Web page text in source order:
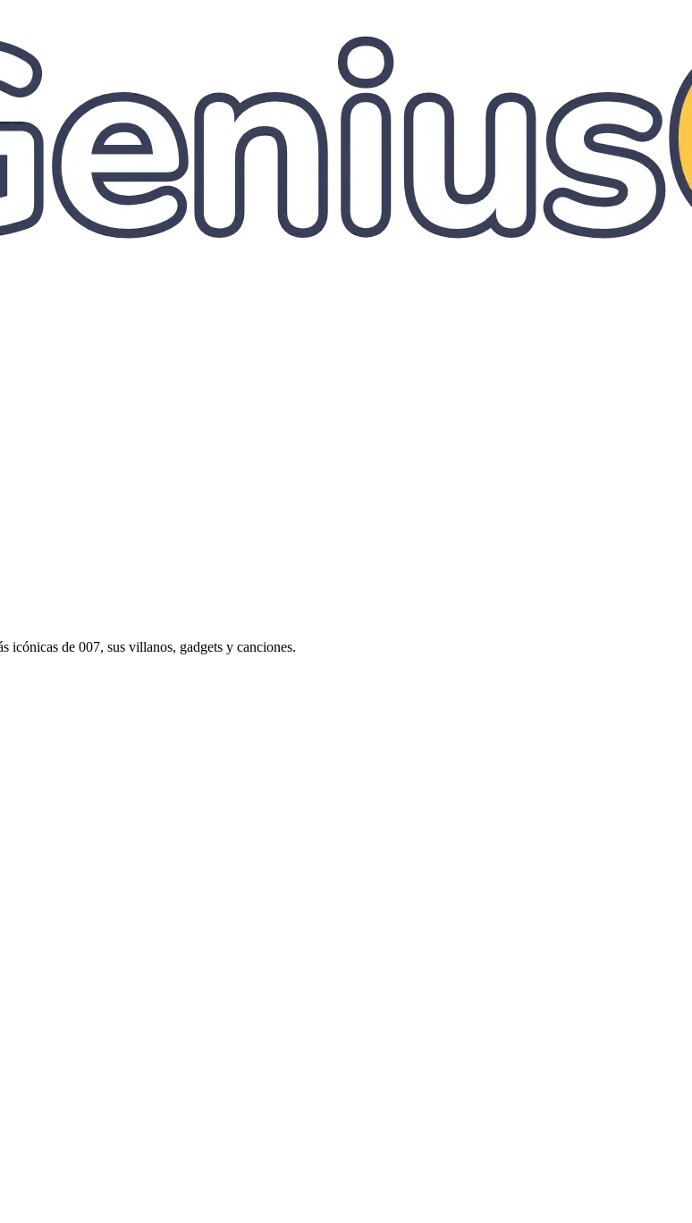
icónicas de 007, sus villanos, gadgets y canciones.